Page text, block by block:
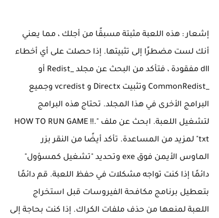
إشعار : هذه اللعبة مثبتة مسبقًا من أجلك ، مما يعني
أنك لست مضطرًا إلى تثبيتها. إذا حصلت على أي أخطاء
dll مفقودة ، فتأكد من البحث عن مجلد _Redist أو
_CommonRedist وتثبيت Directx و vcredist وجميع
البرامج الأخرى في هذا المجلد. تحتاج هذه البرامج
لتشغيل اللعبة. ابحث عن ملف "HOW TO RUN GAME !!.
txt" لمزيد من المساعدة. تأكد أيضًا من النقر بزر
الماوس الأيمن فوق exe وتحديد "تشغيل كمسؤول"
دائمًا إذا كنت تواجه مشكلات في حفظ اللعبة. قم دائمًا
بتعطيل برنامج مكافحة الفيروسات قبل استخراج
اللعبة لمنعها من حذف ملفات الكراك. إذا كنت بحاجة إلى